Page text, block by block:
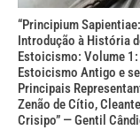
“Principium Sapientiae:
Introdução à História
Estoicismo: Volume 1:
Estoicismo Antigo e
Principais
Zenão de Cítio,
Crisipo” — Gentil